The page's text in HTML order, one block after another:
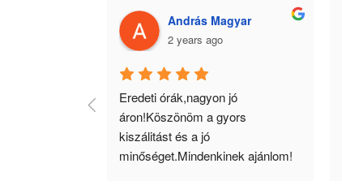
András Magyar
2 years ago
Eredeti órák,nagyon jó
áron!Köszönöm a gyors
kiszálitást és a jó
minőséget.Mindenkinek ajánlom!